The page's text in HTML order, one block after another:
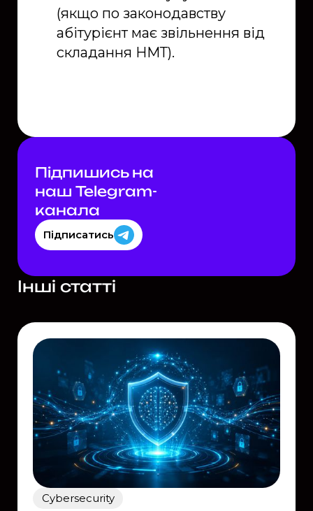
Підпишись на
наш Telegram-
каналa
Підписатись
Інші статті
Cybersecurity
(якщо по законодавству
абітурієнт має звільнення від
складання НМТ).